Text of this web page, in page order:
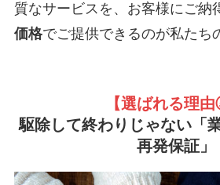
質なサービスを、お客様にご納
価格でご提供できるのが私たち
【選ばれる理由
駆除して終わりじゃない「
再発保証」